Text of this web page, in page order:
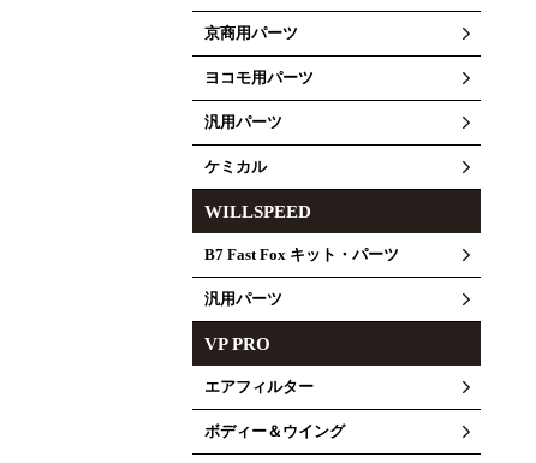
京商用パーツ
ヨコモ用パーツ
汎用パーツ
ケミカル
WILLSPEED
B7 Fast Fox キット・パーツ
汎用パーツ
VP PRO
エアフィルター
ボディー＆ウイング